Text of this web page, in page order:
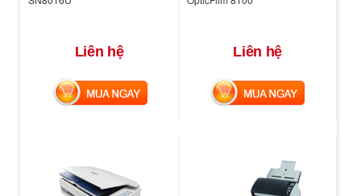
Liên hệ
MUA NGAY
Liên hệ
MUA NGAY